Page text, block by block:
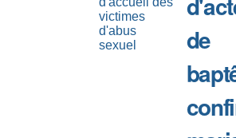
victimes
d'abus
sexuel
de